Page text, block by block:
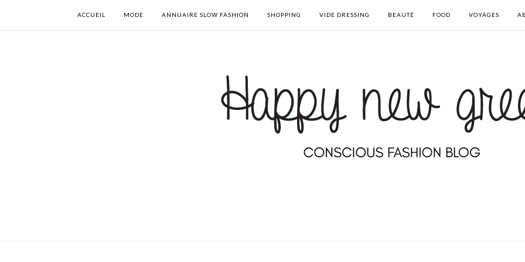
ACCUEIL MODE ANNUAIRE SLOW FASHION SHOPPING VIDE DRESSING BEAUTÉ FOOD VOYAGES